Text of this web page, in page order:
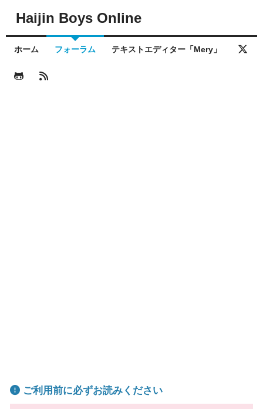
Haijin Boys Online
ホーム フォーラム テキストエディター「Mery」
ご利用前に必ずお読みください